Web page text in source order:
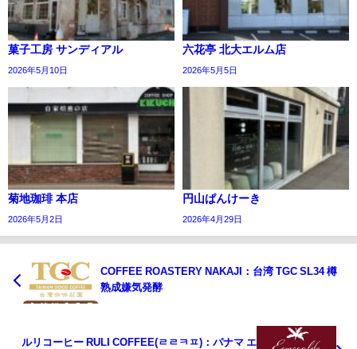
菓子工房 サンディアル
2026年5月10日
六花亭 北大エルム店
2026年5月5日
菊地珈琲 本店
2026年5月2日
円山ぱんけーき
2026年4月29日
COFFEE ROASTERY NAKAJI：台湾 TGC SL34 樽
熟成嫌気発酵
ルリコーヒー RULI COFFEE(ㄹㄹㅋㅍ)：パナマ エ